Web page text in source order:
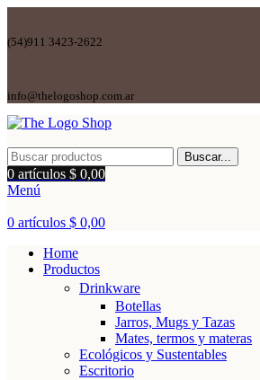
(54)911 3423-2622
info@thelogoshop.com.ar
Buscar...
0 artículos $ 0,00
Menú
0 artículos $ 0,00
Home
Productos
Drinkware
Botellas
Jarros, Mugs y Tazas
Mates, termos y materas
Ecológicos y Sustentables
Escritorio